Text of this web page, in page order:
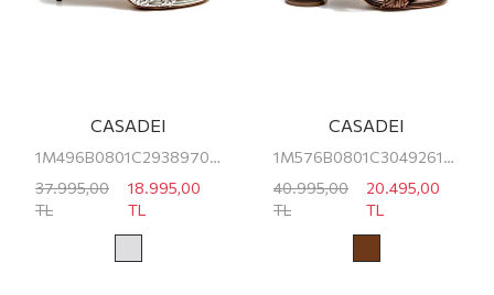
CASADEI
1M496B0801C29389700 CASADEI KADIN TOPUKLU TERLİK
37.995,00
TL
18.995,00
TL
CASADEI
1M576B0801C30492615 CASADEI KADIN TOPUKLU TERLİK
40.995,00
TL
20.495,00
TL